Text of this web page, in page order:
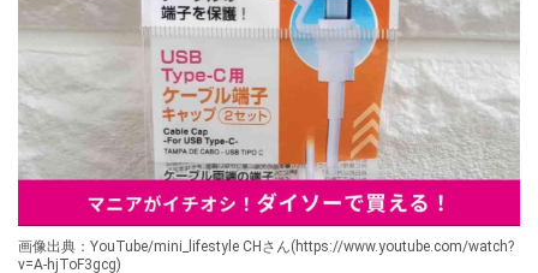
画像出典：YouTube/mini_lifestyle CHさん(https://www.youtube.com/watch?
v=A-hjToF3gcg)